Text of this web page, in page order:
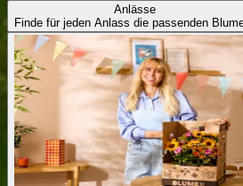
Anlässe
Finde für jeden Anlass die passenden